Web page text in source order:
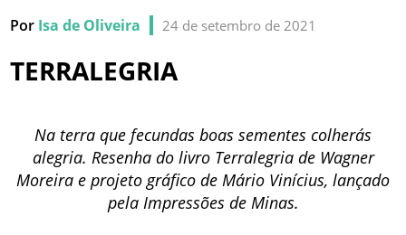
Por Isa de Oliveira 24 de setembro de 2021
TERRALEGRIA
Na terra que fecundas boas sementes colherás
alegria. Resenha do livro Terralegria de Wagner
Moreira e projeto gráfico de Mário Vinícius, lançado
pela Impressões de Minas.